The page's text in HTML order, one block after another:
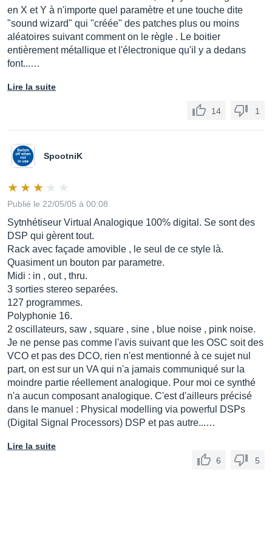
en X et Y à n'importe quel paramètre et une touche dite
"sound wizard" qui "créée" des patches plus ou moins
aléatoires suivant comment on le règle . Le boitier
entièrement métallique et l'électronique qu'il y a dedans
font...…
Lire la suite
14 1
SpootniK
Publié le 22/05/05 à 00:08
Sytnhétiseur Virtual Analogique 100% digital. Se sont des
DSP qui gèrent tout.
Rack avec façade amovible , le seul de ce style là.
Quasiment un bouton par parametre.
Midi : in , out , thru.
3 sorties stereo separées.
127 programmes.
Polyphonie 16.
2 oscillateurs, saw , square , sine , blue noise , pink noise.
Je ne pense pas comme l'avis suivant que les OSC soit des
VCO et pas des DCO, rien n'est mentionné à ce sujet nul
part, on est sur un VA qui n'a jamais communiqué sur la
moindre partie réellement analogique. Pour moi ce synthé
n'a aucun composant analogique. C'est d'ailleurs précisé
dans le manuel : Physical modelling via powerful DSPs
(Digital Signal Processors) DSP et pas autre...…
Lire la suite
6
5